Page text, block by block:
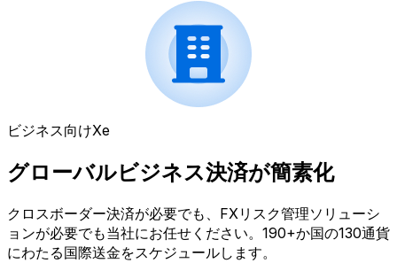
ビジネス向けXe
グローバルビジネス決済が簡素化
クロスボーダー決済が必要でも、FXリスク管理ソリューシ
ョンが必要でも当社にお任せください。190+か国の130通貨
にわたる国際送金をスケジュールします。